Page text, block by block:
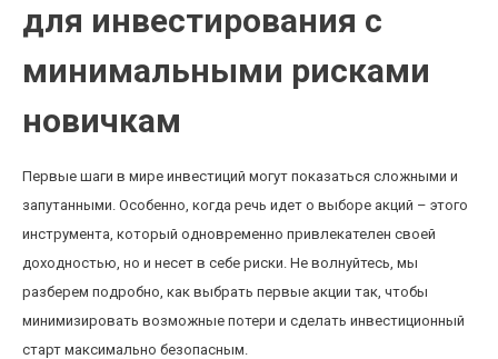
для инвестирования с
минимальными рисками
новичкам
Первые шаги в мире инвестиций могут показаться сложными и
запутанными. Особенно, когда речь идет о выборе акций – этого
инструмента, который одновременно привлекателен своей
доходностью, но и несет в себе риски. Не волнуйтесь, мы
разберем подробно, как выбрать первые акции так, чтобы
минимизировать возможные потери и сделать инвестиционный
старт максимально безопасным.